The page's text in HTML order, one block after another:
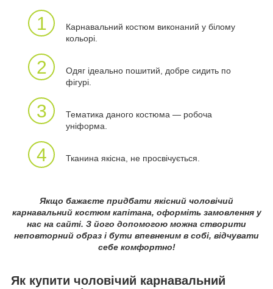
1
Карнавальний костюм виконаний у білому
кольорі.
2
Одяг ідеально пошитий, добре сидить по
фігурі.
3
Тематика даного костюма — робоча
уніформа.
4 Тканина якісна, не просвічується.
Якщо бажаєте придбати якісний чоловічий
карнавальний костюм капітана, оформіть замовлення у
нас на сайті. З його допомогою можна створити
неповторний образ і бути впевненим в собі, відчувати
себе комфортно!
Як купити чоловічий карнавальний